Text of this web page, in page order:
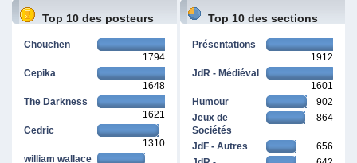
Top 10 des posteurs
Chouchen
1794
Cepika
1648
The Darkness
1621
Cedric
1310
william wallace
Top 10 des sections
Présentations
1912
JdR - Médiéval
1601
Humour
902
Jeux de
Sociétés
864
JdF - Autres
656